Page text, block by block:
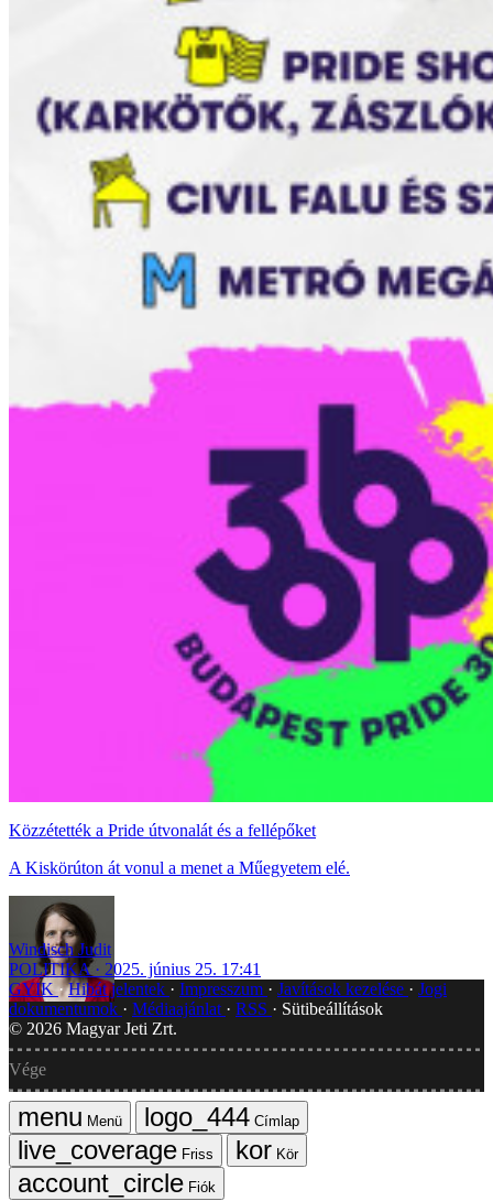
Közzétették a Pride útvonalát és a fellépőket
A Kiskörúton át vonul a menet a Műegyetem elé.
Windisch Judit
POLITIKA
2025. június 25. 17:41
GYIK Hibát jelentek Impresszum Javítások kezelése
Jogi
dokumentumok
Médiaajánlat RSS
Sütibeállítások
© 2026 Magyar Jeti Zrt.
Vége
Menü
Címlap
Friss
Kör
Fiók